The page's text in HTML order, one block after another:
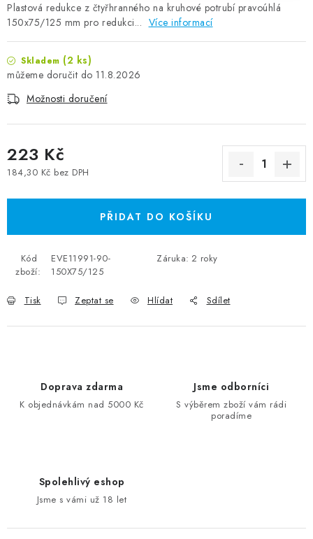
Plastová redukce z čtyřhranného na kruhové potrubí pravoúhlá
150x75/125 mm pro redukci... Více informací
Skladem (2 ks)
11.8.2026
Možnosti doručení
223 Kč
184,30 Kč bez DPH
PŘIDAT DO KOŠÍKU
Kód
zboží:
EVE11991-90-
150X75/125
Záruka: 2 roky
Tisk Zeptat se Hlídat Sdílet
Doprava zdarma
K objednávkám nad 5000 Kč
Jsme odborníci
S výběrem zboží vám rádi
poradíme
Spolehlivý eshop
Jsme s vámi už 18 let